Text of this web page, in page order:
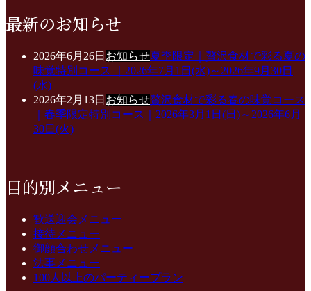
最新のお知らせ
2026年6月26日 お知らせ夏季限定｜贅沢食材で彩る夏の
味覚特別コース ｜2026年7月1日(水)～2026年9月30日
(水)
2026年2月13日 お知らせ贅沢食材で彩る春の味覚コース
｜春季限定特別コース｜2026年3月1日(日)～2026年6月
30日(火)
目的別メニュー
歓送迎会メニュー
接待メニュー
御顔合わせメニュー
法事メニュー
100人以上のパーティープラン